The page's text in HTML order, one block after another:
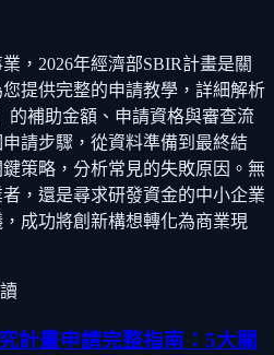
，2026年經濟部SBIR計畫是關
提供完整的申請教學，詳細解析
的補助金額、申請資格與審查流
請步驟，從資料準備到最終結
策略，分析常見的失敗原因。無
，還是尋求研發資金的中小企業
成功將創新構想轉化為商業現
計畫申請完整指南：5大關